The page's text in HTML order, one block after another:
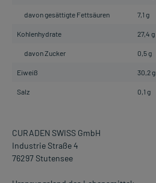
davon gesättigte Fettsäuren 7,1 g
Kohlenhydrate 27,4 g
davon Zucker 0,5 g
Eiweiß 30,2 g
Salz 0,1 g
CURADEN SWISS GmbH
Industrie Straße 4
76297 Stutensee